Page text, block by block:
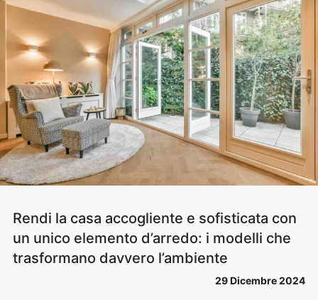
Rendi la casa accogliente e sofisticata con
un unico elemento d’arredo: i modelli che
trasformano davvero l’ambiente
29 Dicembre 2024